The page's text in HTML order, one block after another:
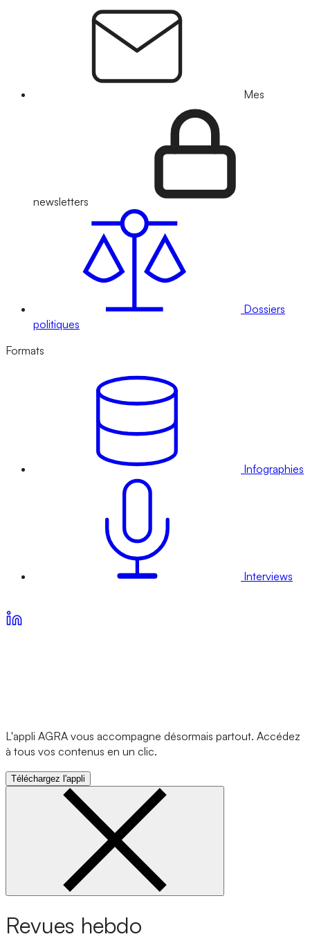
Mes
newsletters
Dossiers
politiques
Formats
Infographies
Interviews
L'appli AGRA vous accompagne désormais partout. Accédez
à tous vos contenus en un clic.
Téléchargez l'appli
Revues hebdo